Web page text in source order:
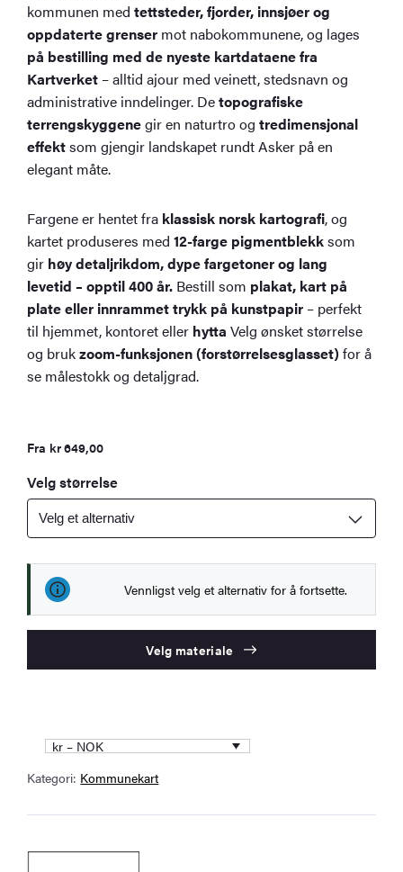
kommunen medtettsteder, fjorder, innsjøer og
oppdaterte grenser mot nabokommunene, og lages
på bestilling med de nyeste kartdataene fra
Kartverket – alltid ajour med veinett, stedsnavn og
administrative inndelinger. Detopografiske
terrengskyggenegir en naturtro ogtredimensjonal
effektsom gjengir landskapet rundt Asker på en
elegant måte.
Fargene er hentet fra klassisk norsk kartografi, og
kartet produseres med12-farge pigmentblekksom
gir høy detaljrikdom, dype fargetoner og lang
levetid – opptil 400 år. Bestill som plakat, kart på
plate eller innrammet trykk på kunstpapir – perfekt
til hjemmet, kontoret eller hytta Velg ønsket størrelse
og brukzoom-funksjonen (forstørrelsesglasset)for å
se målestokk og detaljgrad.
Fra kr649,00
Velg størrelse
Vennligst velg et alternativ for å fortsette.
Velg materiale
kr – NOK
Kategori: Kommunekart